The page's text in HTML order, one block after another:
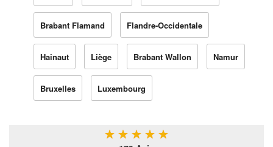
Brabant Flamand Flandre-Occidentale
Hainaut Liège Brabant Wallon Namur
Bruxelles Luxembourg
★ ★ ★ ★ ★